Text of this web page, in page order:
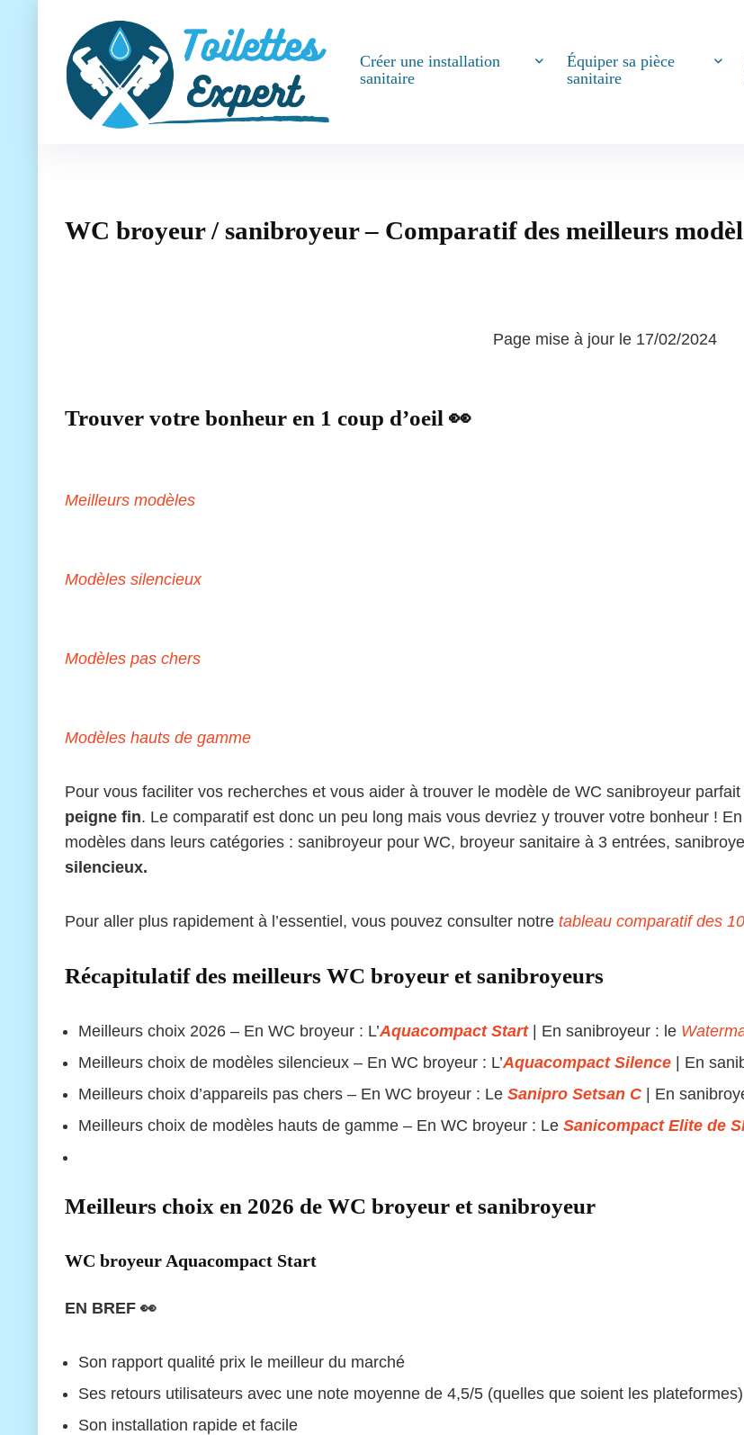
Créer une installation
sanitaire
Équiper sa pièce
sanitaire
WC broyeur / sanibroyeur – Comparatif des meilleurs
Page mise à jour le 17/02/2024
Trouver votre bonheur en 1 coup d’oeil 👀
Meilleurs modèles
Modèles silencieux
Modèles pas chers
Modèles hauts de gamme
Pour vous faciliter vos recherches et vous aider à trouver le modèle de WC sanibroyeur
peigne fin. Le comparatif est donc un peu long mais vous devriez y trouver votre bonheur !
modèles dans leurs catégories : sanibroyeur pour WC, broyeur sanitaire à 3 entrées,
silencieux.
Pour aller plus rapidement à l’essentiel, vous pouvez consulter notre tableau comparatif des
Récapitulatif des meilleurs WC broyeur et sanibroyeurs
Meilleurs choix 2026 – En WC broyeur : L’Aquacompact Start | En sanibroyeur : le
Meilleurs choix de modèles silencieux – En WC broyeur : L’Aquacompact Silence | En
Meilleurs choix d’appareils pas chers – En WC broyeur : Le Sanipro Setsan C | En
Meilleurs choix de modèles hauts de gamme – En WC broyeur : Le Sanicompact Elite de
Meilleurs choix en 2026 de WC broyeur et sanibroyeur
WC broyeur Aquacompact Start
EN BREF 👀
Son rapport qualité prix le meilleur du marché
Ses retours utilisateurs avec une note moyenne de 4,5/5 (quelles que soient les plateformes)
Son installation rapide et facile